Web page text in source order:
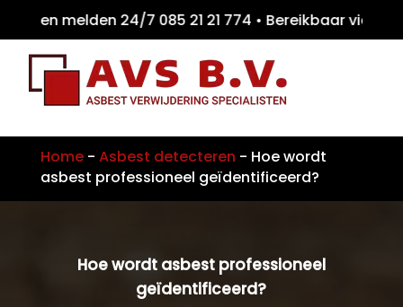
melden 24/7 085 21 21 774 •
Home- Asbest detecteren - Hoe wordt
asbest professioneel geïdentificeerd?
Hoe wordt asbest professioneel
geïdentificeerd?